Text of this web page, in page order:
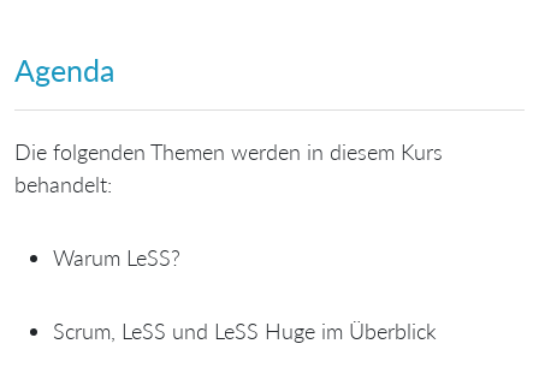
Agenda
Die folgenden Themen werden in diesem Kurs
behandelt:
Warum LeSS?
Scrum, LeSS und LeSS Huge im Überblick